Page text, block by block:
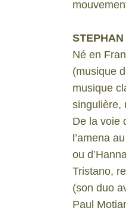
Né en
(musique
musique
singulière,
De la voie
l’amena
ou
Tristano,
(son duo
Paul